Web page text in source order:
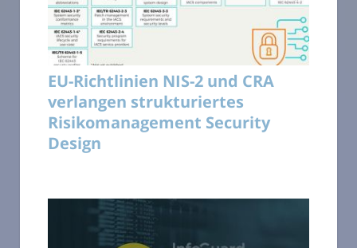
EU-Richtlinien NIS-2 und CRA
verlangen strukturiertes
Risikomanagement Security
Design